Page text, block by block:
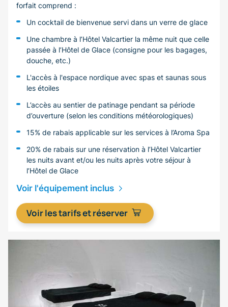
forfait comprend :
Un cocktail de bienvenue servi dans un verre de glace
Une chambre à l’Hôtel Valcartier la même nuit que celle
passée à l’Hôtel de Glace (consigne pour les bagages,
douche, etc.)
L'accès à l'espace nordique avec spas et saunas sous
les étoiles
L’accès au sentier de patinage pendant sa période
d’ouverture (selon les conditions météorologiques)
15% de rabais applicable sur les services à l’Aroma Spa
20% de rabais sur une réservation à l’Hôtel Valcartier
les nuits avant et/ou les nuits après votre séjour à
l’Hôtel de Glace
Voir l'équipement inclus
Voir les tarifs et réserver